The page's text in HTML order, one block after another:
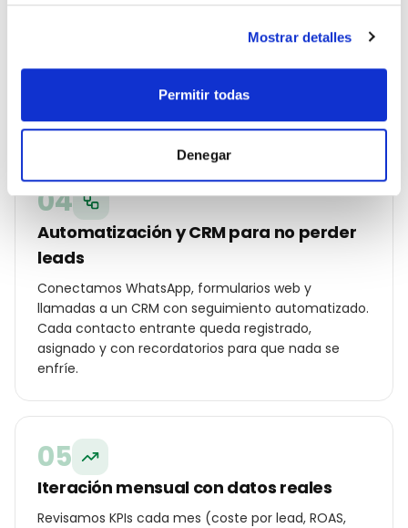
Mostrar detalles
Permitir todas
Denegar
con audiencias hipersegmentadas en Vigo,
optimización on-page y ficha de Google Business
04
Automatización y CRM para no perder
leads
Conectamos WhatsApp, formularios web y
llamadas a un CRM con seguimiento automatizado.
Cada contacto entrante queda registrado,
asignado y con recordatorios para que nada se
enfríe.
05
Iteración mensual con datos reales
Revisamos KPIs cada mes (coste por lead, ROAS,